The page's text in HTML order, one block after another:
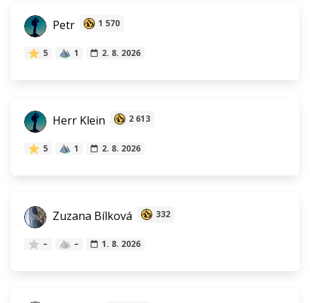
Petr 1 570
5 1 2. 8. 2026
Herr Klein 2 613
5 1 2. 8. 2026
Zuzana Bílková 332
– – 1. 8. 2026